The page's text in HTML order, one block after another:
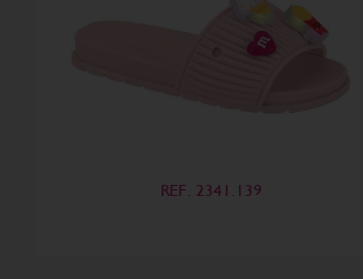
REF. 2341.139